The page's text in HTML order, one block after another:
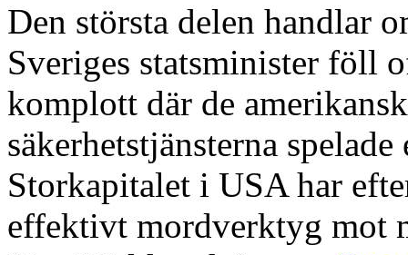
Den största delen handlar
Sveriges statsminister föll
komplott där de
säkerhetstjänsterna
Storkapitalet i USA har
effektivt mordverktyg mot